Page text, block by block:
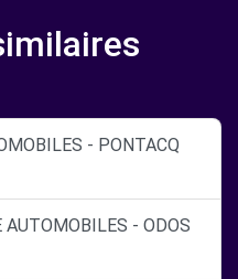
- PONTACQ
- ODOS